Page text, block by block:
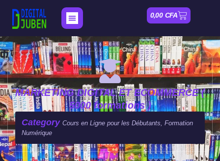
0,00 CFA
MARKETING DIGITAL ET ECOMMERCE (
5000 formations )
Category Cours en Ligne pour les Débutants, Formation
Numérique